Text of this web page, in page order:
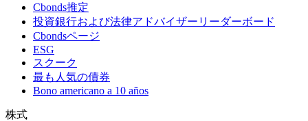
Cbonds推定
投資銀行および法律アドバイザーリーダーボード
Cbondsページ
ESG
スクーク
最も人気の債券
Bono americano a 10 años
株式